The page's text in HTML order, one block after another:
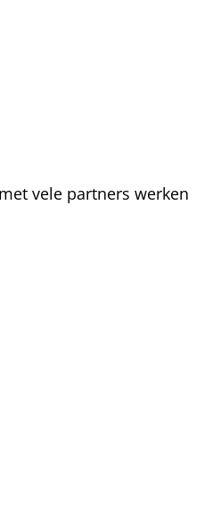
vele partners werken